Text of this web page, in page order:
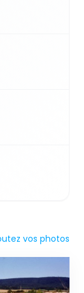
vos photos